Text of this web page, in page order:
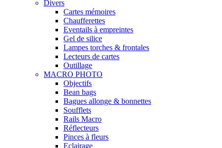
Divers
Cartes mémoires
Chaufferettes
Eventails à empreintes
Gel de silice
Lampes torches & frontales
Lecteurs de cartes
Outillage
MACRO PHOTO
Objectifs
Bean bags
Bagues allonge & bonnettes
Soufflets
Rails Macro
Réflecteurs
Pinces à fleurs
Eclairage